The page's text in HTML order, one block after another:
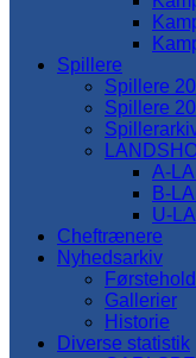
Spillere
Spillere
Spillere
A-
B-
U-
Cheftrænere
Nyhedsarkiv
Gallerier
Historie
Diverse statistik